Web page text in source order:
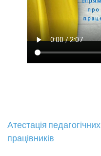
Навігація
записів
Атестація педагогічних
працівників